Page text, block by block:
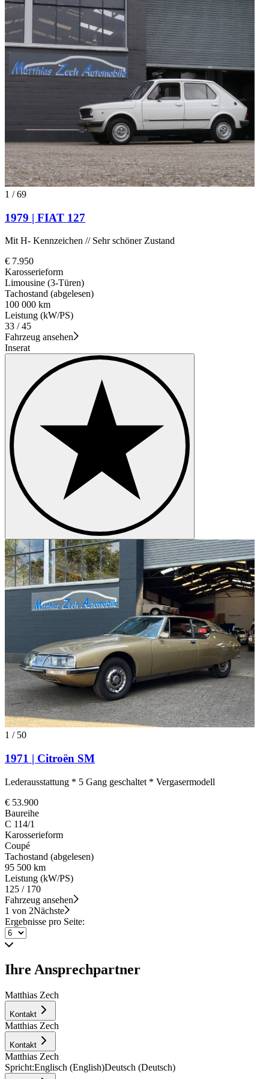
1 /69
1979 | FIAT 127
Mit H- Kennzeichen // Sehr schöner Zustand
€ 7.950
Karosserieform
Limousine (3-Türen)
Tachostand (abgelesen)
100 000 km
Leistung (kW/PS)
33 / 45
Fahrzeug ansehen
Inserat
1 / 50
1971 | Citroën SM
Lederausstattung * 5 Gang geschaltet * Vergasermodell
€ 53.900
Baureihe
C 114/1
Karosserieform
Coupé
Tachostand (abgelesen)
95 500 km
Leistung (kW/PS)
125 / 170
Fahrzeug ansehen
1 von 2Nächste
Ergebnisse pro Seite:
Ihre Ansprechpartner
Matthias Zech
Kontakt
Matthias Zech
Kontakt
Matthias Zech
Spricht:Englisch (English)Deutsch (Deutsch)